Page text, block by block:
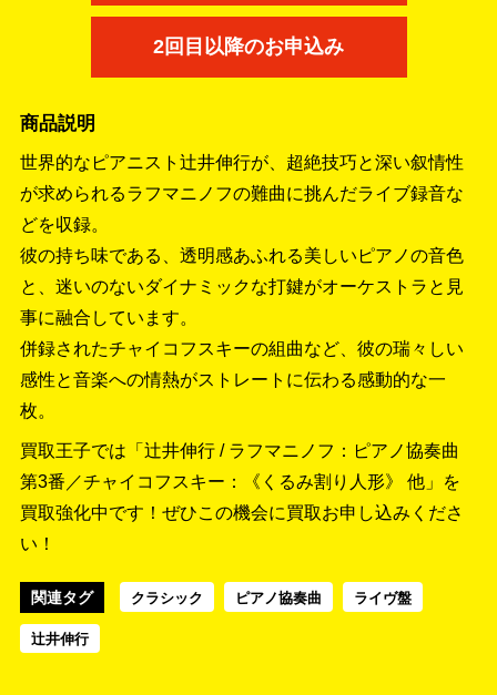
2回目以降のお申込み
商品説明
世界的なピアニスト辻井伸行が、超絶技巧と深い叙情性
が求められるラフマニノフの難曲に挑んだライブ録音な
どを収録。
彼の持ち味である、透明感あふれる美しいピアノの音色
と、迷いのないダイナミックな打鍵がオーケストラと見
事に融合しています。
併録されたチャイコフスキーの組曲など、彼の瑞々しい
感性と音楽への情熱がストレートに伝わる感動的な一
枚。
買取王子では「辻井伸行 / ラフマニノフ：ピアノ協奏曲
第3番／チャイコフスキー：《くるみ割り人形》 他」を
買取強化中です！ ぜひこの機会に買取お申し込みくださ
い！
関連タグ クラシック ピアノ協奏曲 ライヴ盤
辻井伸行